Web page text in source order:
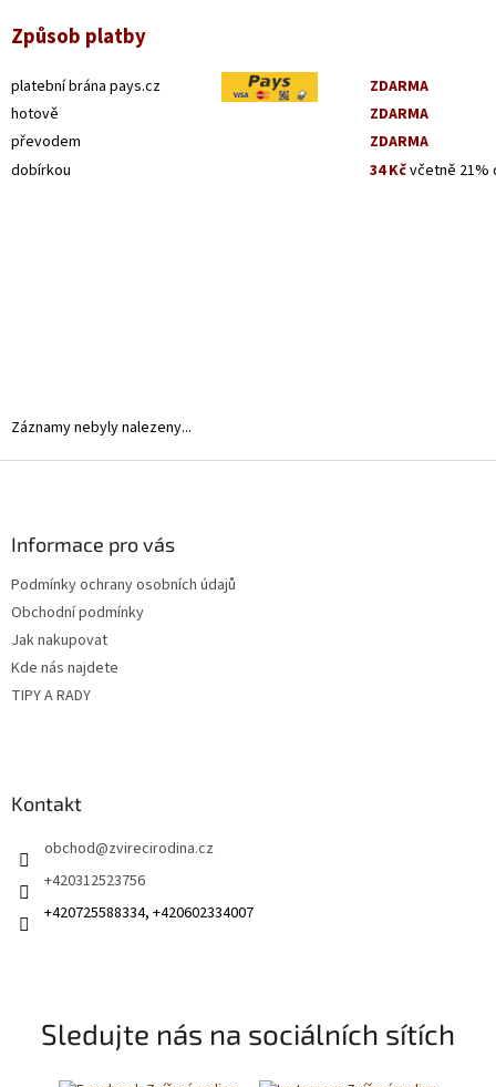
Způsob platby
platební brána pays.cz
ZDARMA
hotově
ZDARMA
převodem
ZDARMA
dobírkou
34 Kčvčetně 21%
Záznamy nebyly nalezeny...
Informace pro vás
Podmínky ochrany osobních údajů
Obchodní podmínky
Jak nakupovat
Kde nás najdete
TIPY A RADY
Kontakt
obchod@zvirecirodina.cz
+420312523756
+420725588334, +420602334007
Sledujte nás na sociálních sítích